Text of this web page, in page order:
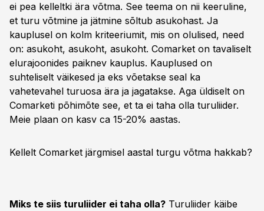
ei pea kelleltki ära võtma. See teema on nii keeruline,
et turu võtmine ja jätmine sõltub asukohast. Ja
kauplusel on kolm kriteeriumit, mis on olulised, need
on: asukoht, asukoht, asukoht. Comarket on tavaliselt
elurajoonides paiknev kauplus. Kauplused on
suhteliselt väikesed ja eks võetakse seal ka
vahetevahel turuosa ära ja jagatakse. Aga üldiselt on
Comarketi põhimõte see, et ta ei taha olla turuliider.
Meie plaan on kasv ca 15-20% aastas.
Kellelt Comarket järgmisel aastal turgu võtma hakkab?
Miks te siis turuliider ei taha olla? Turuliider käibe